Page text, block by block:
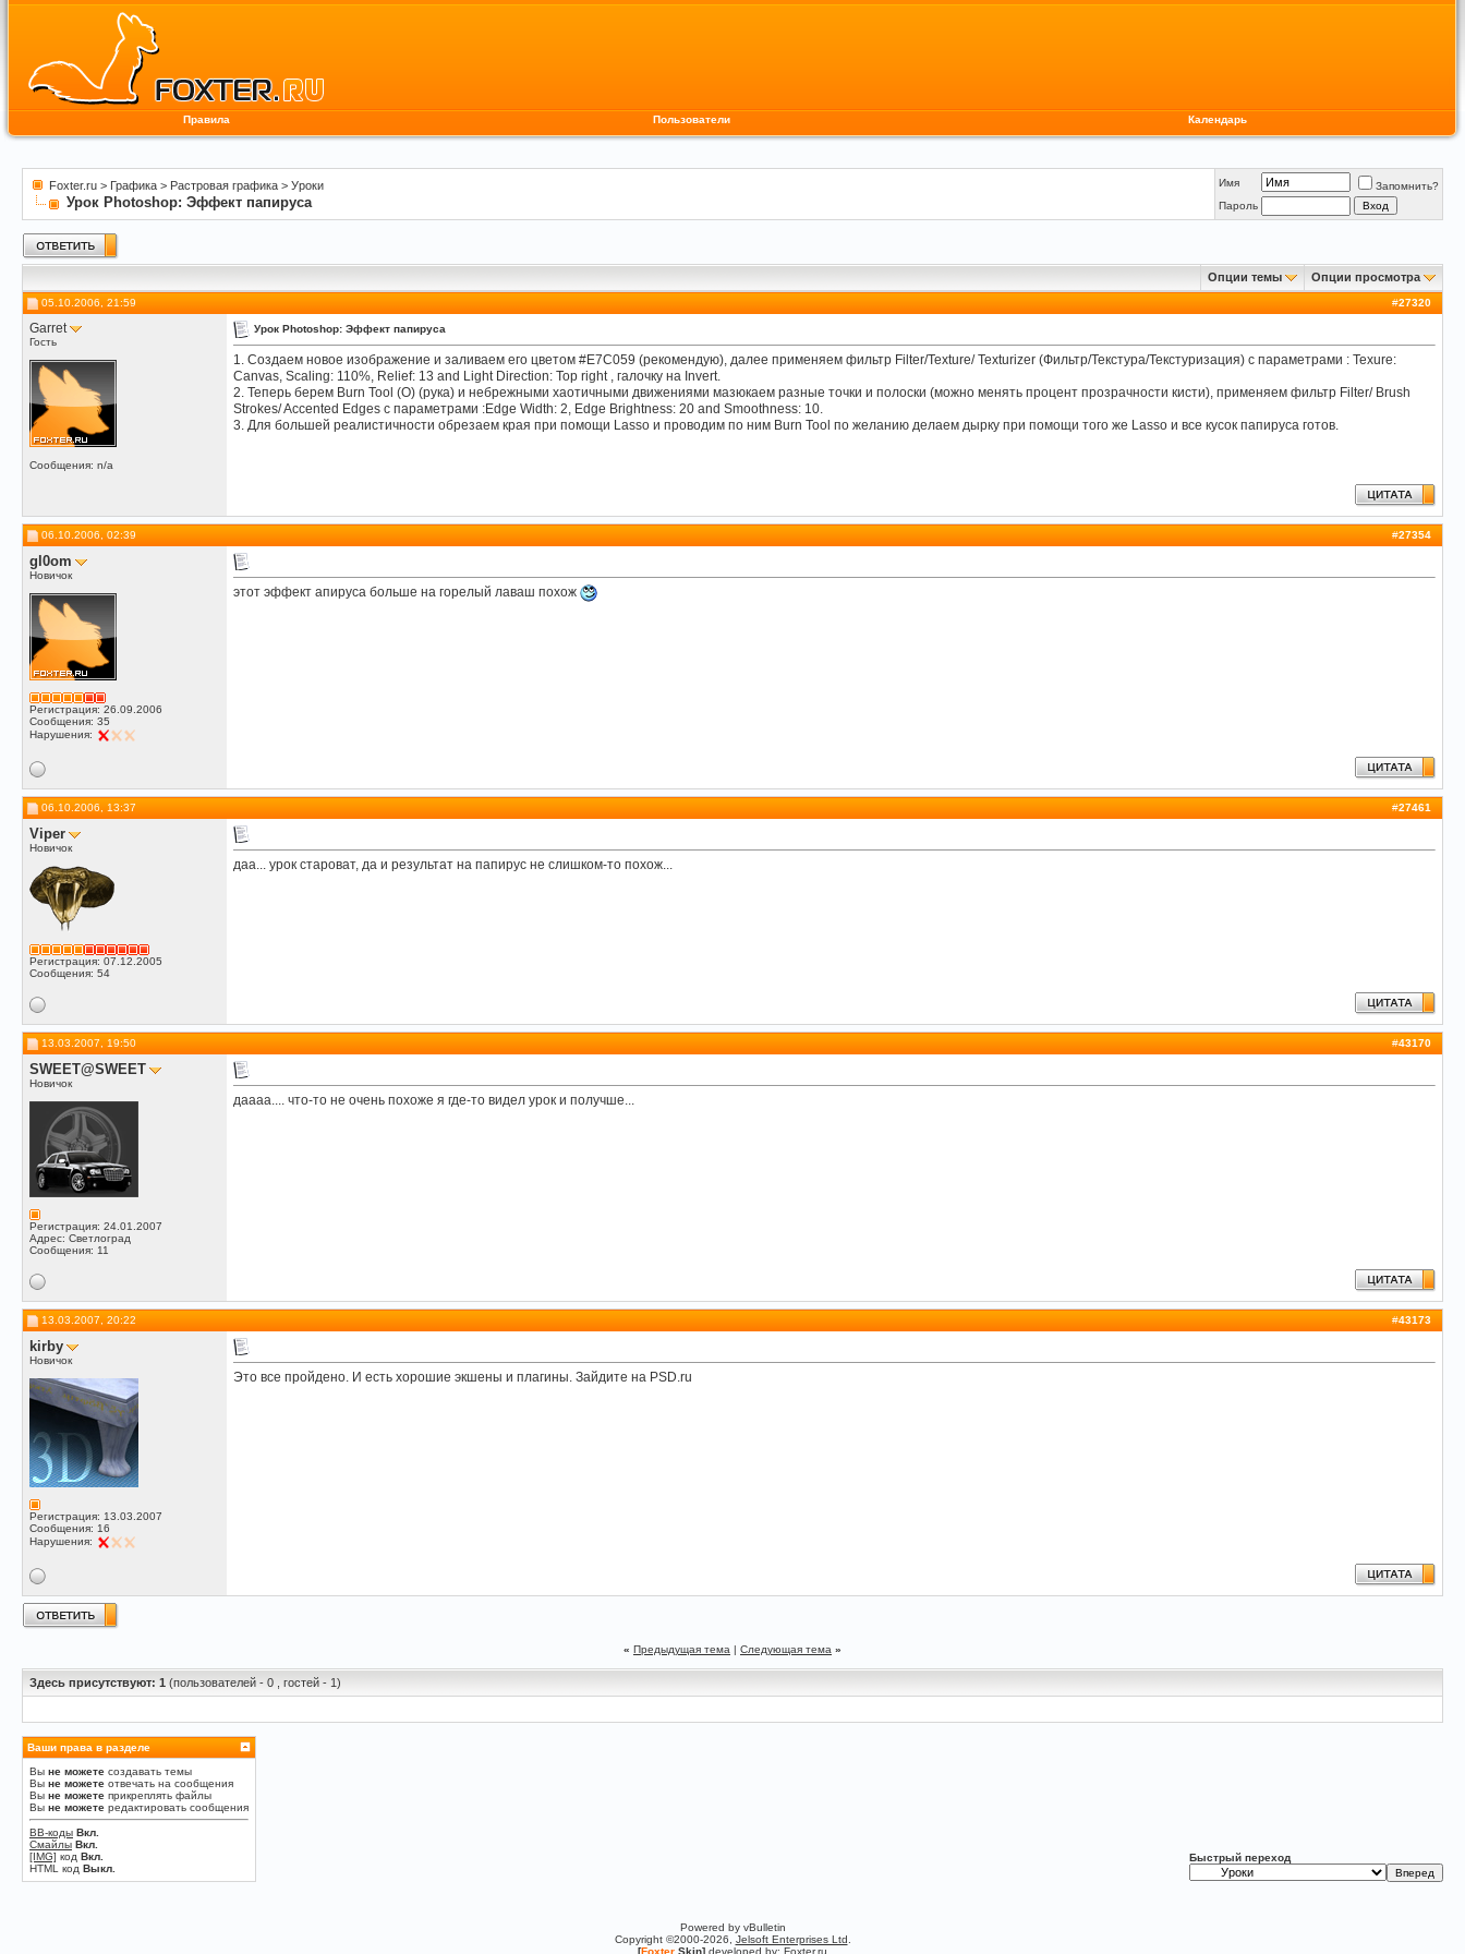
Правила Пользователи Календарь
Foxter.ru > Графика > Растровая графика > Уроки
Урок Photoshop: Эффект папируса
Имя
Запомнить?
Пароль
Опции темы Опции просмотра
05.10.2006, 21:59 #27320
Garret
Гость
Сообщения: n/a
Урок Photoshop: Эффект папируса
1. Создаем новое изображение и заливаем его цветом #E7C059 (рекомендую), далее применяем фильтр Filter/Texture/ Texturizer (Фильтр/Текстура/Текстуризация) с параметрами : Texure:
Canvas, Scaling: 110%, Relief: 13 and Light Direction: Top right , галочку на Invert.
2. Теперь берем Burn Tool (O) (рука) и небрежными хаотичными движениями мазюкаем разные точки и полоски (можно менять процент прозрачности кисти), применяем фильтр Filter/ Brush
Strokes/ Accented Edges с параметрами :Edge Width: 2, Edge Brightness: 20 and Smoothness: 10.
3. Для большей реалистичности обрезаем края при помощи Lasso и проводим по ним Burn Tool по желанию делаем дырку при помощи того же Lasso и все кусок папируса готов.
06.10.2006, 02:39 #27354
gl0om
Новичок
Регистрация: 26.09.2006
Сообщения: 35
Нарушения:
этот эффект апируса больше на горелый лаваш похож
06.10.2006, 13:37 #27461
Viper
Новичок
Регистрация: 07.12.2005
Сообщения: 54
даа... урок староват, да и результат на папирус не слишком-то похож...
13.03.2007, 19:50 #43170
SWEET@SWEET
Новичок
Регистрация: 24.01.2007
Адрес: Светлоград
Сообщения: 11
даааа.... что-то не очень похоже я где-то видел урок и получше...
13.03.2007, 20:22 #43173
kirby
Новичок
Регистрация: 13.03.2007
Сообщения: 16
Нарушения:
Это все пройдено. И есть хорошие экшены и плагины. Зайдите на PSD.ru
« Предыдущая тема | Следующая тема »
Здесь присутствуют: 1 (пользователей - 0 , гостей - 1)
Ваши права в разделе
Вы не можете создавать темы
Вы не можете отвечать на сообщения
Вы не можете прикреплять файлы
Вы не можете редактировать сообщения
BB-коды Вкл.
Смайлы Вкл.
[IMG] код Вкл.
HTML код Выкл.
Быстрый переход
Powered by vBulletin
Copyright ©2000-2026, Jelsoft Enterprises Ltd
[Foxter Skin] developed by: Foxter.ru